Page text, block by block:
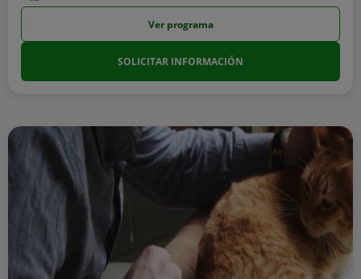
Ver programa
SOLICITAR INFORMACIÓN